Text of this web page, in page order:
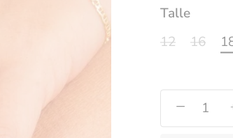
Talle
12
16
−